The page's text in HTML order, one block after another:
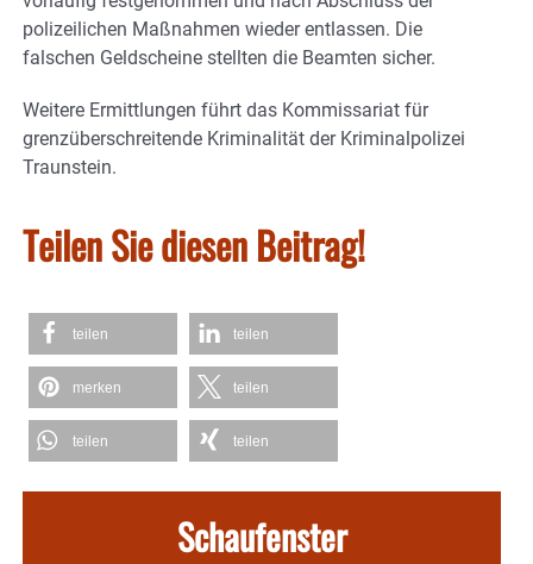
polizeilichen Maßnahmen wieder entlassen. Die
falschen Geldscheine stellten die Beamten sicher.
Weitere Ermittlungen führt das Kommissariat für
grenzüberschreitende Kriminalität der Kriminalpolizei
Traunstein.
Teilen Sie diesen Beitrag!
teilen teilen
merken teilen
teilen teilen
Schaufenster